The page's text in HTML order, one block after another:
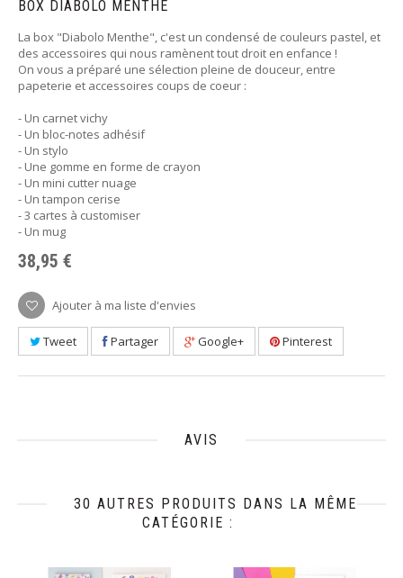
BOX DIABOLO MENTHE
La box "Diabolo Menthe", c'est un condensé de couleurs pastel, et
des accessoires qui nous ramènent tout droit en enfance !
On vous a préparé une sélection pleine de douceur, entre
papeterie et accessoires coups de coeur :
- Un carnet vichy
- Un bloc-notes adhésif
- Un stylo
- Une gomme en forme de crayon
- Un mini cutter nuage
- Un tampon cerise
- 3 cartes à customiser
- Un mug
38,95 €
Ajouter à ma liste d'envies
Tweet Partager Google+ Pinterest
AVIS
30 AUTRES PRODUITS DANS LA MÊME
CATÉGORIE :